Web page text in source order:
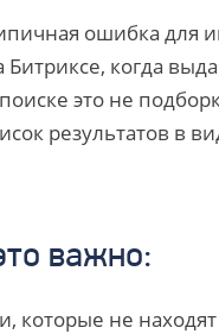
ошибка для
Битриксе, когда
это не
результатов в
важно:
которые не находят